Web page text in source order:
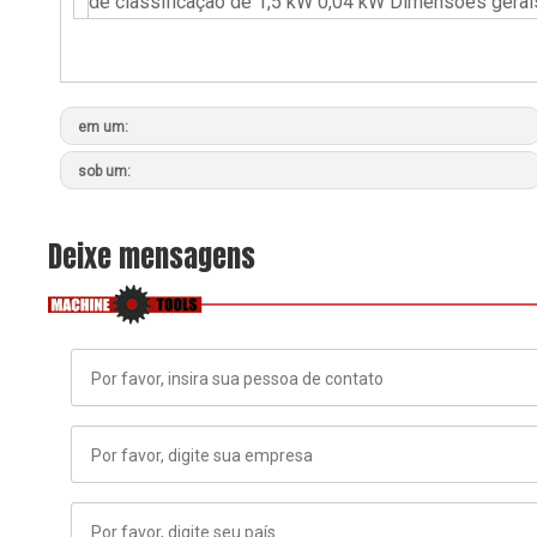
em um:
sob um:
Deixe mensagens